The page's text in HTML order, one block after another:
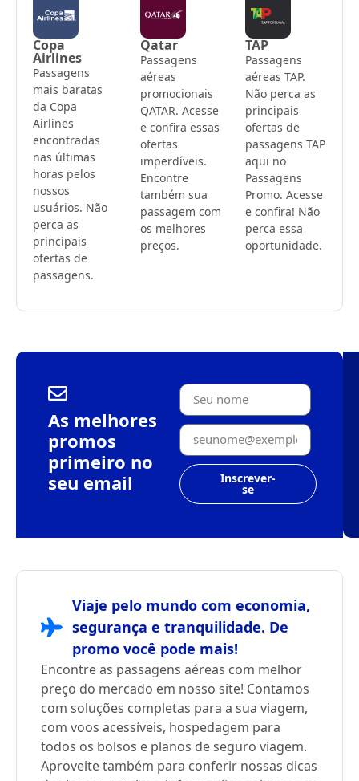
Copa
Airlines
Passagens
mais baratas
da Copa
Airlines
encontradas
nas últimas
horas pelos
nossos
usuários. Não
perca as
principais
ofertas de
passagens.
Qatar
Passagens
aéreas
promocionais
QATAR. Acesse
e confira essas
ofertas
imperdíveis.
Encontre
também sua
passagem com
os melhores
preços.
TAP
Passagens
aéreas TAP.
Não perca as
principais
ofertas de
passagens TAP
aqui no
Passagens
Promo. Acesse
e confira! Não
perca essa
oportunidade.
As melhores
promos
primeiro no
seu email
Inscrever-
se
Viaje pelo mundo com economia,
segurança e tranquilidade. De
promo você pode mais!
Encontre as passagens aéreas com melhor
preço do mercado em nosso site! Contamos
com soluções completas para a sua viagem,
com voos acessíveis, hospedagem para
todos os bolsos e planos de seguro viagem.
Aproveite também para conferir nossas dicas